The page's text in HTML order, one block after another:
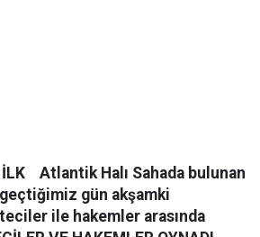
İLK
Atlantik Halı Sahada bulunan
gün akşamki
ile hakemler arasında